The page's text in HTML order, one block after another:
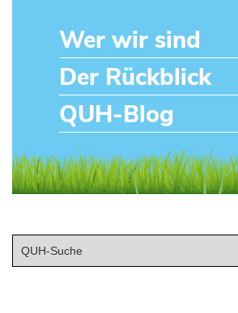
Wer wir sind
Der Rückblick
QUH-Blog